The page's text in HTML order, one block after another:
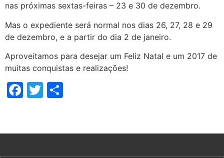
nas próximas sextas-feiras – 23 e 30 de dezembro.
Mas o expediente será normal nos dias 26, 27, 28 e 29
de dezembro, e a partir do dia 2 de janeiro.
Aproveitamos para desejar um Feliz Natal e um 2017 de
muitas conquistas e realizações!
Facebook
Twitter